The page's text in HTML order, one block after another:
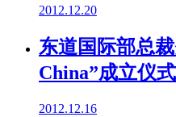
2012.12.20
东道国际部总
China”成立仪式
2012.12.16